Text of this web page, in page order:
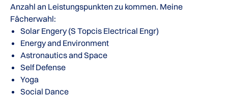
Anzahl an Leistungspunkten zu kommen. Meine
Fächerwahl:
Solar Engery (S Topcis Electrical Engr)
Energy and Environment
Astronautics and Space
Self Defense
Yoga
Social Dance